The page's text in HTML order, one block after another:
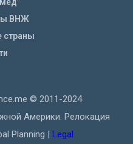
ВНЖ
страны
© 2011-2024
Америки. Релокация
Planning | Legal